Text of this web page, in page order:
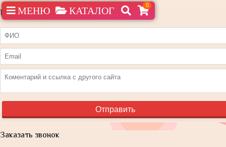
Нашли дешевле?
Заказать звонок
МЕНЮ КАТАЛОГ 0